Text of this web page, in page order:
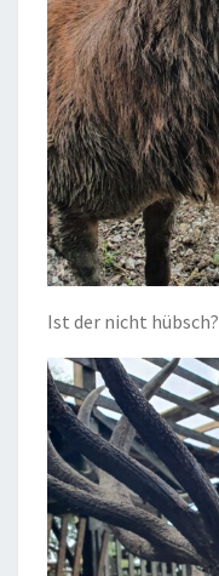
Ist der nicht hübsch?